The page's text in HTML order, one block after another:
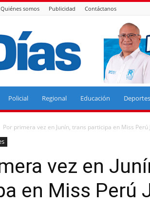
Quiénes somos Publicidad Contáctanos
7
Días
Policial Regional Educación Deportes
Por primera vez en Junín, trans participa en Miss Perú
vez en
en Miss Perú